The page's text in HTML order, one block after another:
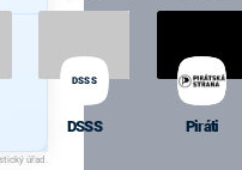
DSSS
DSSS Piráti